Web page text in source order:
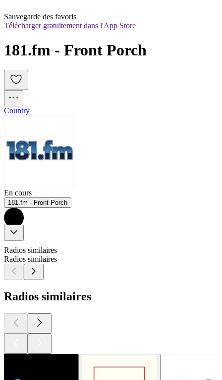
Sauvegarde des favoris
Télécharger gratuitement dans l'App Store
181.fm - Front Porch
Country
En cours
181.fm - Front Porch
Radios similaires
Radios similaires
Radios similaires